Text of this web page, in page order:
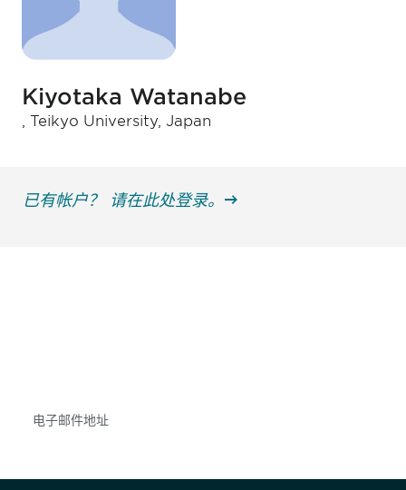
Kiyotaka Watanabe
, Teikyo University, Japan
已有帐户？ 请在此处登录。